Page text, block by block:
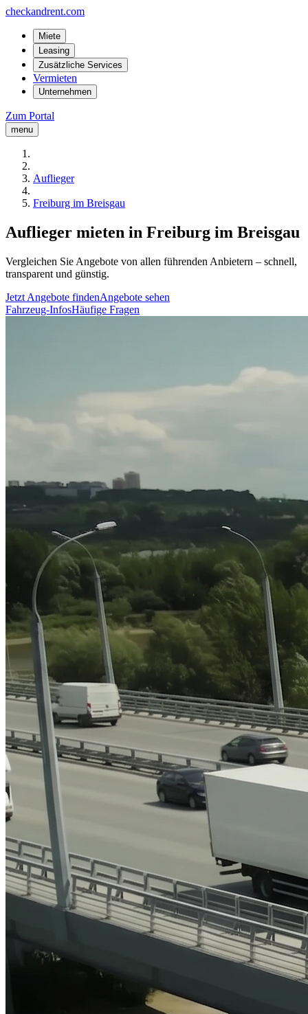
checkandrent.com
Miete
Leasing
Zusätzliche Services
Vermieten
Unternehmen
Zum Portal
menu
Auflieger
Freiburg im Breisgau
Auflieger mieten in Freiburg im Breisgau
Vergleichen Sie Angebote von allen führenden Anbietern – schnell,
transparent und günstig.
Jetzt Angebote findenAngebote sehen
Fahrzeug-InfosHäufige Fragen